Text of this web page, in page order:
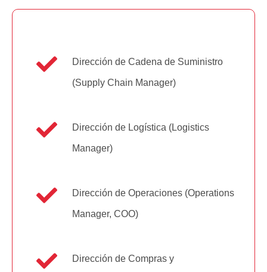
Dirección de Cadena de Suministro
(Supply Chain Manager)
Dirección de Logística (Logistics
Manager)
Dirección de Operaciones (Operations
Manager, COO)
Dirección de Compras y